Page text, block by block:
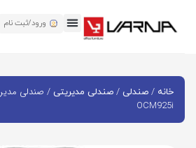
ورود/ثبت نام
خانه / صندلی / صندلی مدیریتی / صندلی
OCM925i